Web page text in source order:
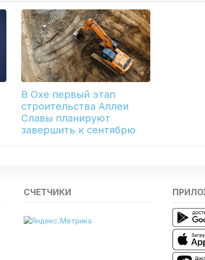
В Охе первый этап
строительства Аллеи
Славы планируют
завершить к сентябрю
СЧЕТЧИКИ